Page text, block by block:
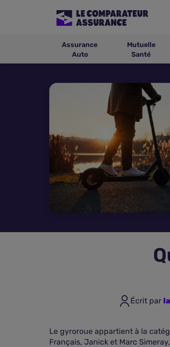
Assurance
Auto
Mutuelle
Santé
Écrit par
Le gyroroue appartient à la
Français, Janick et Marc